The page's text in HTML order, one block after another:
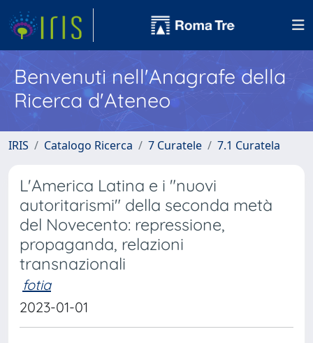
Benvenuti nell'Anagrafe della
Ricerca d'Ateneo
IRIS Catalogo Ricerca 7 Curatele 7.1 Curatela
L'America Latina e i "nuovi
autoritarismi" della seconda metà
del Novecento: repressione,
propaganda, relazioni
transnazionali
fotia
2023-01-01